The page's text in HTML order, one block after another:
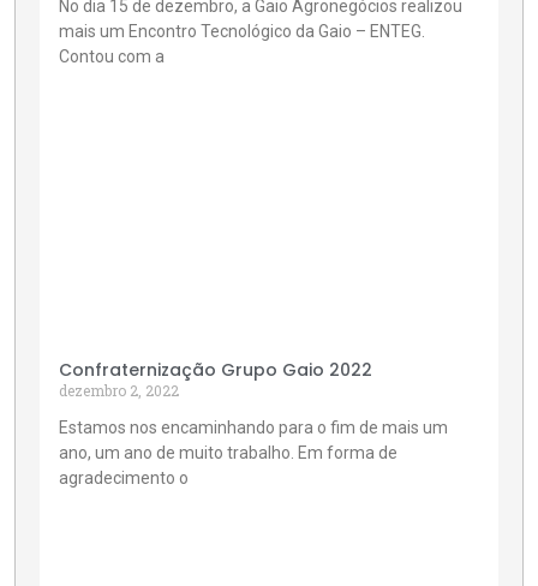
No dia 15 de dezembro, a Gaio Agronegócios realizou
mais um Encontro Tecnológico da Gaio – ENTEG.
Contou com a
Confraternização Grupo Gaio 2022
dezembro 2, 2022
Estamos nos encaminhando para o fim de mais um
ano, um ano de muito trabalho. Em forma de
agradecimento o